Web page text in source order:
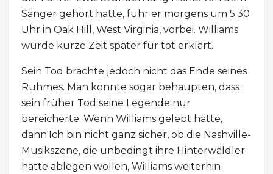
Sänger gehört hatte, fuhr er morgens um 5.30
Uhr in Oak Hill, West Virginia, vorbei. Williams
wurde kurze Zeit später für tot erklärt.
Sein Tod brachte jedoch nicht das Ende seines
Ruhmes. Man könnte sogar behaupten, dass
sein früher Tod seine Legende nur
bereicherte. Wenn Williams gelebt hätte,
dann'Ich bin nicht ganz sicher, ob die Nashville-
Musikszene, die unbedingt ihre Hinterwäldler
hätte ablegen wollen, Williams weiterhin